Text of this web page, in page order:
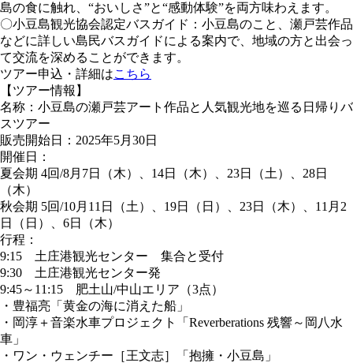
島の食に触れ、“おいしさ”と“感動体験”を両方味わえます。
〇小豆島観光協会認定バスガイド：小豆島のこと、瀬戸芸作品
などに詳しい島民バスガイドによる案内で、地域の方と出会っ
て交流を深めることができます。
ツアー申込・詳細はこちら
【ツアー情報】
名称：小豆島の瀬戸芸アート作品と人気観光地を巡る日帰りバ
スツアー
販売開始日：2025年5月30日
開催日：
夏会期 4回/8月7日（木）、14日（木）、23日（土）、28日
（木）
秋会期 5回/10月11日（土）、19日（日）、23日（木）、11月2
日（日）、6日（木）
行程：
9:15 土庄港観光センター 集合と受付
9:30 土庄港観光センター発
9:45～11:15 肥土山/中山エリア（3点）
・豊福亮「黄金の海に消えた船」
・岡淳＋音楽水車プロジェクト「Reverberations 残響～岡八水
車」
・ワン・ウェンチー［王文志］「抱擁・小豆島」